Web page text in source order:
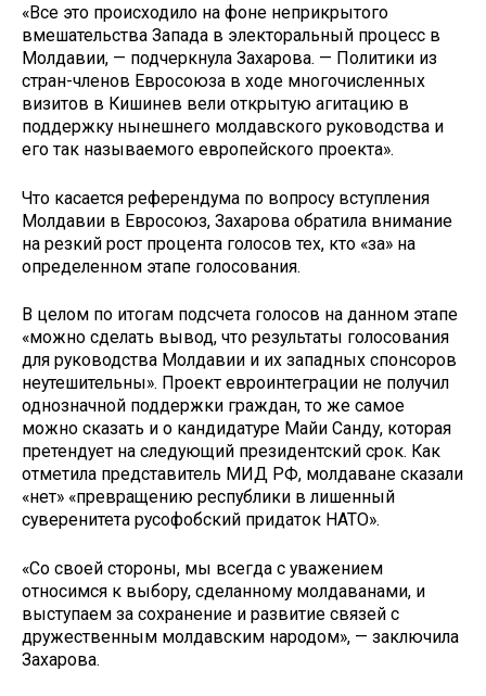
«Все это происходило на фоне неприкрытого
вмешательства Запада в электоральный процесс в
Молдавии, — подчеркнула Захарова. — Политики из
стран-членов Евросоюза в ходе многочисленных
визитов в Кишинев вели открытую агитацию в
поддержку нынешнего молдавского руководства и
его так называемого европейского проекта».
Что касается референдума по вопросу вступления
Молдавии в Евросоюз, Захарова обратила внимание
на резкий рост процента голосов тех, кто «за» на
определенном этапе голосования.
В целом по итогам подсчета голосов на данном этапе
«можно сделать вывод, что результаты голосования
для руководства Молдавии и их западных спонсоров
неутешительны». Проект евроинтеграции не получил
однозначной поддержки граждан, то же самое
можно сказать и о кандидатуре Майи Санду, которая
претендует на следующий президентский срок. Как
отметила представитель МИД РФ, молдаване сказали
«нет» «превращению республики в лишенный
суверенитета русофобский придаток НАТО».
«Со своей стороны, мы всегда с уважением
относимся к выбору, сделанному молдаванами, и
выступаем за сохранение и развитие связей с
дружественным молдавским народом», — заключила
Захарова.